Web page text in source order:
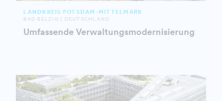
LANDKREIS POTSDAM-MITTELMARK
BAD BELZIG | DEUTSCHLAND
Umfassende Verwaltungsmodernisierung